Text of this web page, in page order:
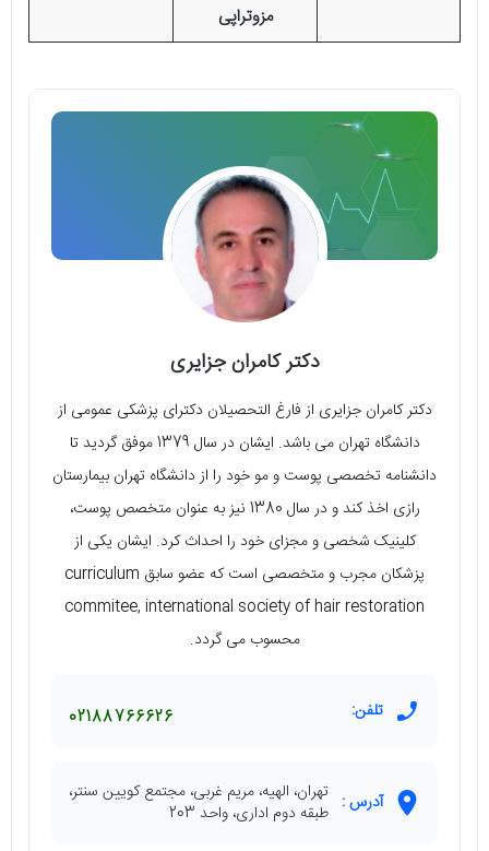
مزوتراپی
دکتر کامران جزایری
دکتر کامران جزایری از فارغ‌ التحصیلان دکترای پزشکی عمومی از
دانشگاه تهران می‌ باشد. ایشان در سال 1379 موفق گردید تا
دانشنامه تخصصی پوست و مو خود را از دانشگاه تهران بیمارستان
رازی اخذ کند و در سال 1380 نیز به عنوان متخصص پوست،
کلینیک شخصی و مجزای خود را احداث کرد. ایشان یکی از
پزشکان مجرب و متخصصی است که عضو سابق curriculum
commitee, international society of hair restoration
محسوب می‌ گردد.
تلفن: 02188766626
آدرس : تهران، الهیه، مریم غربی، مجتمع کویین سنتر،
طبقه دوم اداری، واحد 203